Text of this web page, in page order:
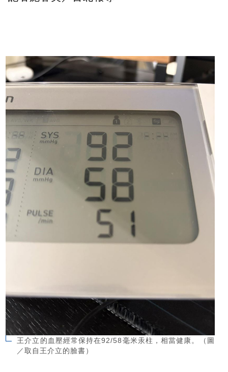
王介立的血壓經常保持在92/58毫米汞柱，相當健康。（圖
／取自王介立的臉書）